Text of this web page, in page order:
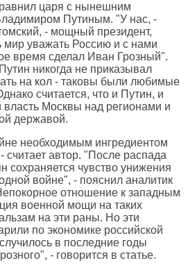
царя с нынешним
Путиным. "У нас, -
- мощный президент,
мир уважать Россию и с нами
время сделал Иван Грозный".
никогда не приказывал
на кол - таковы были любимые
считается, что и Путин, и
Москвы над регионами и
державой.
необходимым ингредиентом
считает автор. "После распада
сохраняется чувство унижения
войне", - пояснил аналитик
отношение к западным
военной мощи на таких
на эти раны. Но эти
по экономике российской
в последние годы
- говорится в статье.